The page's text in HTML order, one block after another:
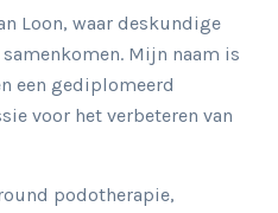
Loon, waar deskundige
Mijn naam is
een gediplomeerd
voor het verbeteren van
podotherapie,